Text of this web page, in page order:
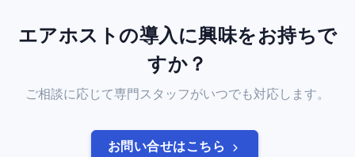
エアホストの導入に興味をお持ちで
すか？
ご相談に応じて専門スタッフがいつでも対応します。
お問い合せはこちら